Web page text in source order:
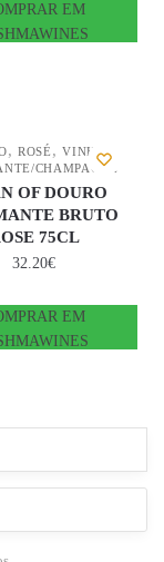
EM
, ROSÉ ,VINHO
CHAMPAGNE
OF DOURO
BRUTO
75CL
32.20€
EM